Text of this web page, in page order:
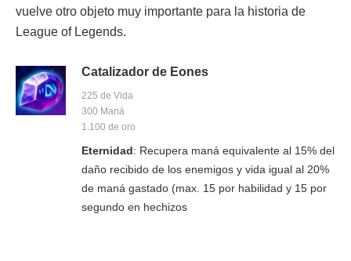
vuelve otro objeto muy importante para la historia de
League of Legends.
Catalizador de Eones
225 de Vida
300 Maná
1.100 de oro
Eternidad: Recupera maná equivalente al 15% del
daño recibido de los enemigos y vida igual al 20%
de maná gastado (max. 15 por habilidad y 15 por
segundo en hechizos